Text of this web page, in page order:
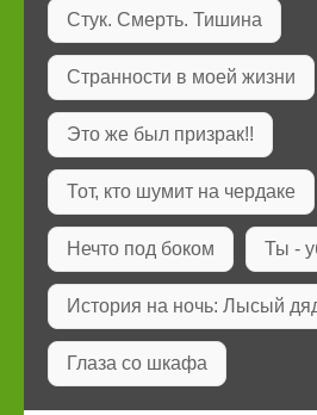
Стук. Смерть. Тишина
Странности в моей жизни
Это же был призрак!!
Тот, кто шумит на чердаке
Нечто под боком Ты -
История на ночь: Лысый
Глаза со шкафа